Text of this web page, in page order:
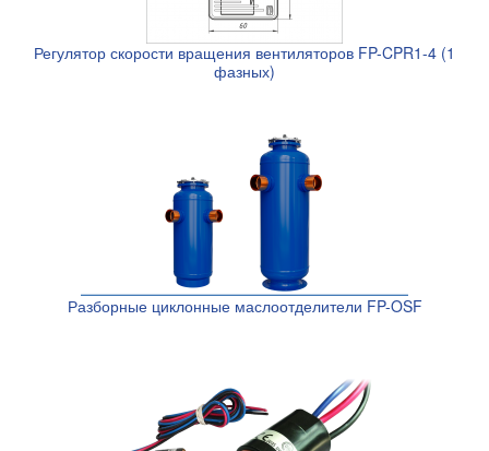
Регулятор скорости вращения вентиляторов FP-CPR1-4 (1
фазных)
Разборные циклонные маслоотделители FP-OSF